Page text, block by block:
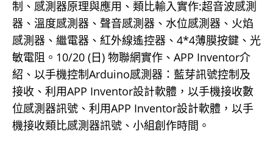
制、感測器原理與應用、類比輸入實作:超音波感測
器、溫度感測器、聲音感測器、水位感測器、火焰
感測器、繼電器、紅外線遙控器、4*4薄膜按鍵、光
敏電阻。10/20 (日) 物聯網實作、APP Inventor介
紹、以手機控制Arduino感測器：藍芽訊號控制及
接收、利用APP Inventor設計軟體，以手機接收數
位感測器訊號、利用APP Inventor設計軟體，以手
機接收類比感測器訊號、小組創作時間。